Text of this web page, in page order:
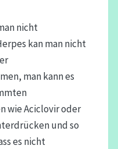
nicht
kan man nicht
man kann es
wie Aciclovir oder
und so
es nicht